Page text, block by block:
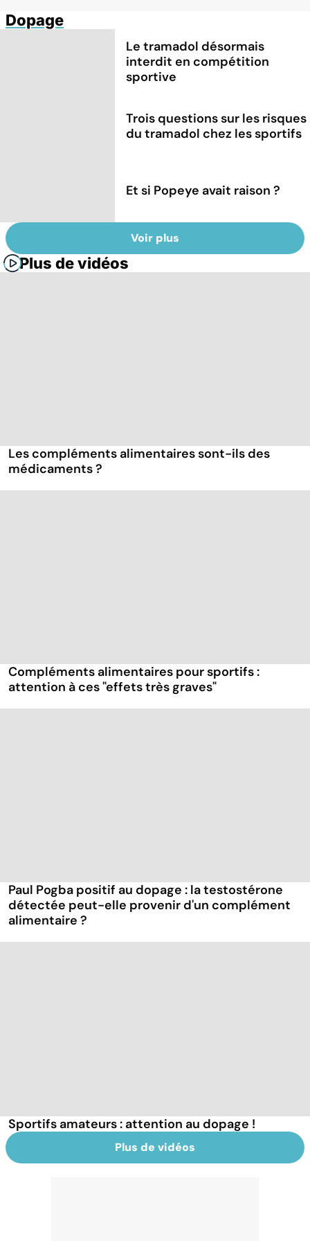
Dopage
Le tramadol désormais
interdit en compétition
sportive
Trois questions sur les risques
du tramadol chez les sportifs
Et si Popeye avait raison ?
Voir plus
Plus de vidéos
Les compléments alimentaires sont-ils des
médicaments ?
Compléments alimentaires pour sportifs :
attention à ces "effets très graves"
Paul Pogba positif au dopage : la testostérone
détectée peut-elle provenir d'un complément
alimentaire ?
Sportifs amateurs : attention au dopage !
Plus de vidéos